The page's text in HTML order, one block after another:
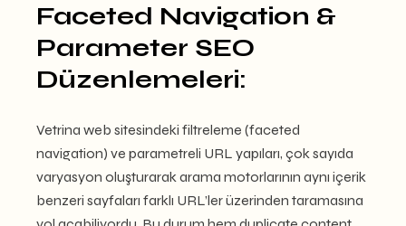
Faceted Navigation &
Parameter SEO
Düzenlemeleri:
Vetrina web sitesindeki filtreleme (faceted
navigation) ve parametreli URL yapıları, çok sayıda
varyasyon oluşturarak arama motorlarının aynı içerik
benzeri sayfaları farklı URL’ler üzerinden taramasına